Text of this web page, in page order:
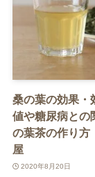
桑の葉の効果・
値や糖尿病との
の葉茶の作り方
屋
2020年8月20日